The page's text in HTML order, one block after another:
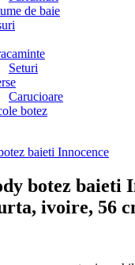
de baie
Seturi
Carucioare
botez
botez baieti
ivoire, 56